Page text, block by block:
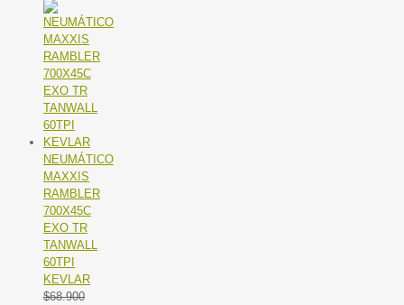
NEUMÁTICO
MAXXIS
RAMBLER
700X45C
EXO TR
TANWALL
60TPI
KEVLAR
$68.900